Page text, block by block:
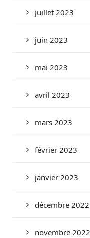
juillet 2023
juin 2023
mai 2023
avril 2023
mars 2023
février 2023
janvier 2023
décembre 2022
novembre 2022